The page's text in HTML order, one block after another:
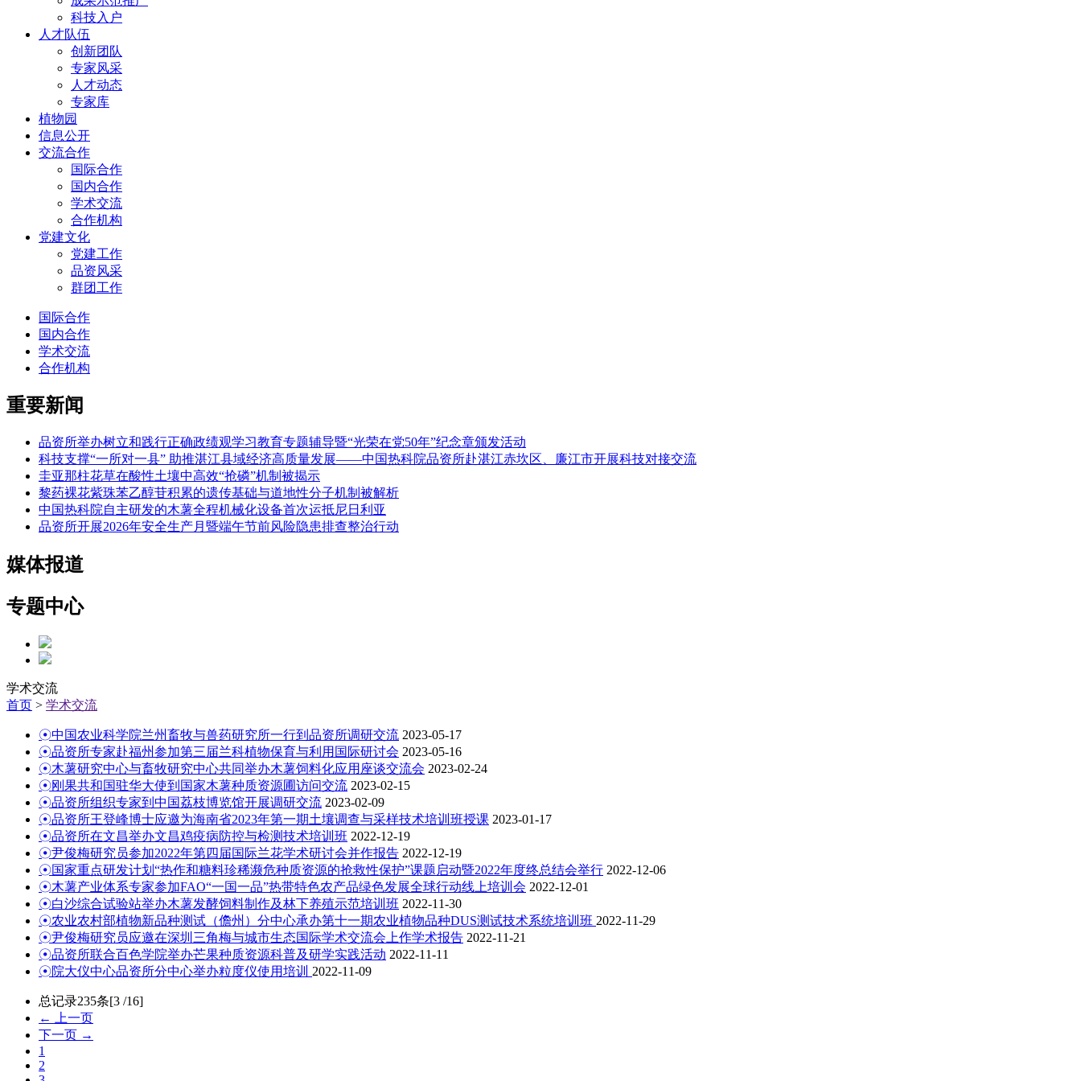
科技入户
人才队伍
创新团队
专家风采
人才动态
专家库
植物园
信息公开
交流合作
国际合作
国内合作
学术交流
合作机构
党建文化
党建工作
品资风采
群团工作
国际合作
国内合作
学术交流
合作机构
重要新闻
品资所举办树立和践行正确政绩观学习教育专题辅导暨“光荣在党50年”纪念章颁发活动
科技支撑“一所对一县” 助推湛江县域经济高质量发展——中国热科院品资所赴湛江赤坎区、廉江市开展科技对接交流
圭亚那柱花草在酸性土壤中高效“抢磷”机制被揭示
黎药裸花紫珠苯乙醇苷积累的遗传基础与道地性分子机制被解析
中国热科院自主研发的木薯全程机械化设备首次运抵尼日利亚
品资所开展2026年安全生产月暨端午节前风险隐患排查整治行动
媒体报道
专题中心
学术交流
首页 > 学术交流
☉中国农业科学院兰州畜牧与兽药研究所一行到品资所调研交流 2023-05-17
☉品资所专家赴福州参加第三届兰科植物保育与利用国际研讨会 2023-05-16
☉木薯研究中心与畜牧研究中心共同举办木薯饲料化应用座谈交流会 2023-02-24
☉刚果共和国驻华大使到国家木薯种质资源圃访问交流 2023-02-15
☉品资所组织专家到中国荔枝博览馆开展调研交流 2023-02-09
☉品资所王登峰博士应邀为海南省2023年第一期土壤调查与采样技术培训班授课 2023-01-17
☉品资所在文昌举办文昌鸡疫病防控与检测技术培训班 2022-12-19
☉尹俊梅研究员参加2022年第四届国际兰花学术研讨会并作报告 2022-12-19
☉国家重点研发计划“热作和糖料珍稀濒危种质资源的抢救性保护”课题启动暨2022年度终总结会举行 2022-12-06
☉木薯产业体系专家参加FAO“一国一品”热带特色农产品绿色发展全球行动线上培训会 2022-12-01
☉白沙综合试验站举办木薯发酵饲料制作及林下养殖示范培训班 2022-11-30
☉农业农村部植物新品种测试（儋州）分中心承办第十一期农业植物品种DUS测试技术系统培训班 2022-11-29
☉尹俊梅研究员应邀在深圳三角梅与城市生态国际学术交流会上作学术报告 2022-11-21
☉品资所联合百色学院举办芒果种质资源科普及研学实践活动 2022-11-11
☉院大仪中心品资所分中心举办粒度仪使用培训 2022-11-09
总记录235条[3 /16]
← 上一页
下一页 →
1
2